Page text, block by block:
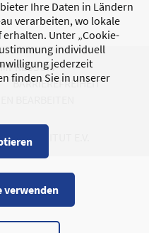
Ihre Daten in Ländern
verarbeiten, wo lokale
Unter „Cookie-
individuell
jederzeit
finden Sie in unserer
verwenden
BARRIEREFREIHEIT
BEARBEITEN
E.V.